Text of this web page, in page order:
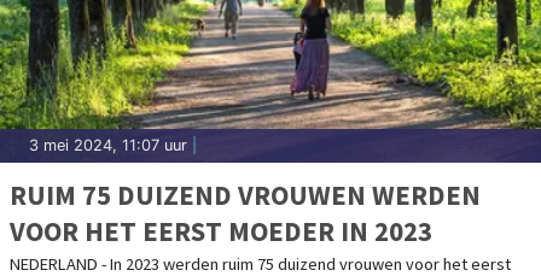
3 mei 2024, 11:07 uur
RUIM 75 DUIZEND VROUWEN WERDEN
VOOR HET EERST MOEDER IN 2023
NEDERLAND - In 2023 werden ruim 75 duizend vrouwen voor het eerst